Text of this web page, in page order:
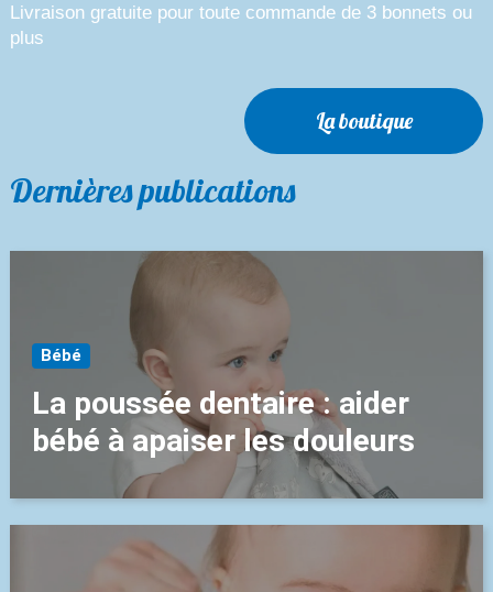
Livraison gratuite pour toute commande de 3 bonnets ou
plus
La boutique
Dernières publications
Bébé
La poussée dentaire : aider
bébé à apaiser les douleurs